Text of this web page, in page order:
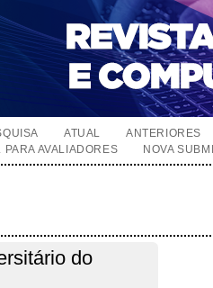
ATUAL ANTERIORES
PARA AVALIADORES NOVA
do